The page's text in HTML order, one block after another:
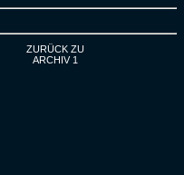
ZURÜCK ZU
ARCHIV 1